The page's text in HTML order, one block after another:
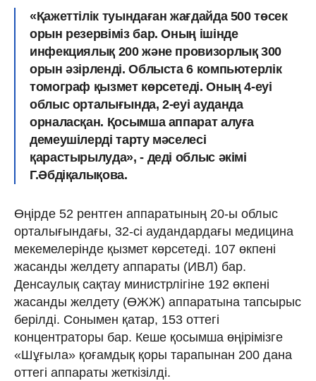
«Қажеттілік туындаған жағдайда 500 төсек
орын резервіміз бар. Оның ішінде
инфекциялық 200 және провизорлық 300
орын әзірленді. Облыста 6 компьютерлік
томограф қызмет көрсетеді. Оның 4-еуі
облыс орталығында, 2-еуі ауданда
орналасқан. Қосымша аппарат алуға
демеушілерді тарту мәселесі
қарастырылуда», - деді облыс әкімі
Г.Әбдіқалықова.
Өңірде 52 рентген аппаратының 20-ы облыс
орталығындағы, 32-сі аудандардағы медицина
мекемелерінде қызмет көрсетеді. 107 өкпені
жасанды желдету аппараты (ИВЛ) бар.
Денсаулық сақтау министрлігіне 192 өкпені
жасанды желдету (ӨЖЖ) аппаратына тапсырыс
берілді. Сонымен қатар, 153 оттегі
концентраторы бар. Кеше қосымша өңірімізге
«Шұғыла» қоғамдық қоры тарапынан 200 дана
оттегі аппараты жеткізілді.